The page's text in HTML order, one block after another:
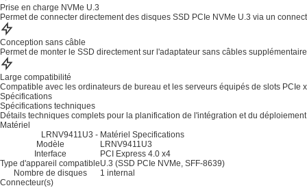
Prise en charge NVMe U.3
Permet de connecter directement des disques SSD PCIe NVMe U.3 via un
Conception sans câble
Permet de monter le SSD directement sur l'adaptateur sans câbles
Large compatibilité
Compatible avec les ordinateurs de bureau et les serveurs équipés de slots PCIe
Spécifications
Spécifications techniques
Détails techniques complets pour la planification de l'intégration et du
Matériel
LRNV9411U3 - Matériel Specifications
Modèle
LRNV9411U3
Interface
PCI Express 4.0 x4
Type d'appareil compatibleU.3 (SSD PCIe NVMe, SFF-8639)
Nombre de disques
1 internal
Connecteur(s)